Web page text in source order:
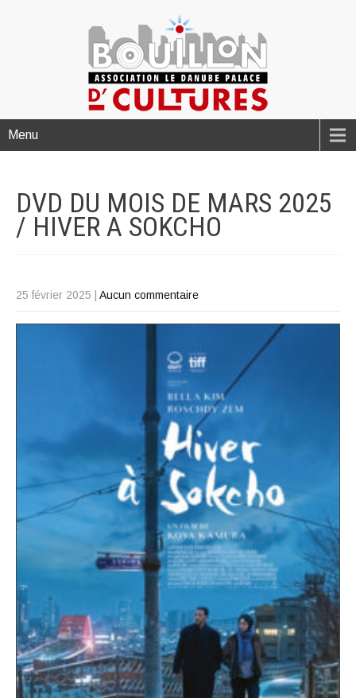
Menu
DVD DU MOIS DE MARS 2025
/ HIVER A SOKCHO
25 février 2025 Aucun commentaire